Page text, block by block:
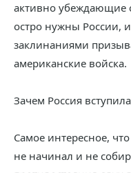
активно убеждающие
остро нужны России,
заклинаниями
американские войска.
Зачем Россия
Самое интересное,
не начинал и не